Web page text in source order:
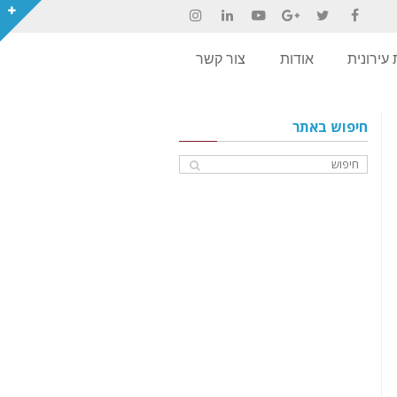
אודות צור קשר
חיפוש באתר